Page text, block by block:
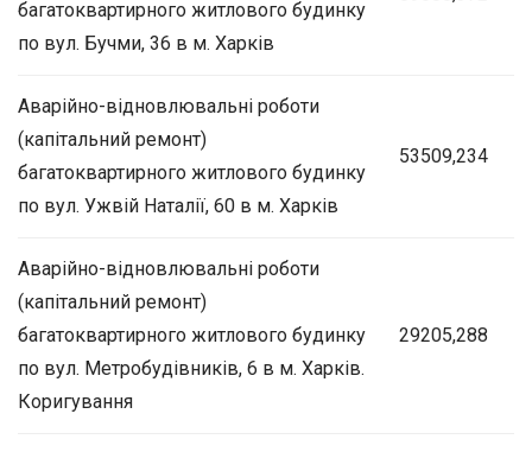
багатоквартирного житлового будинку
по вул. Бучми, 36 в м. Харків
Аварійно-відновлювальні роботи
(капітальний ремонт)
багатоквартирного житлового будинку
по вул. Ужвій Наталії, 60 в м. Харків
53509,234
Аварійно-відновлювальні роботи
(капітальний ремонт)
багатоквартирного житлового будинку
по вул. Метробудівників, 6 в м. Харків.
Коригування
29205,288